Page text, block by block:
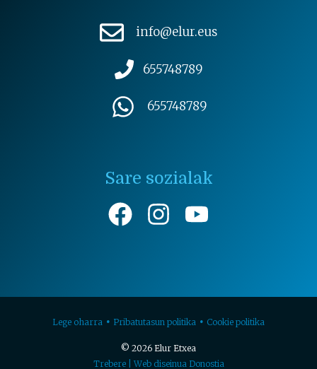
info@elur.eus
655748789
655748789
Sare sozialak
Lege oharra Pribatutasun politika Cookie politika
© 2026 Elur Etxea
Trebere | Web diseinua Donostia